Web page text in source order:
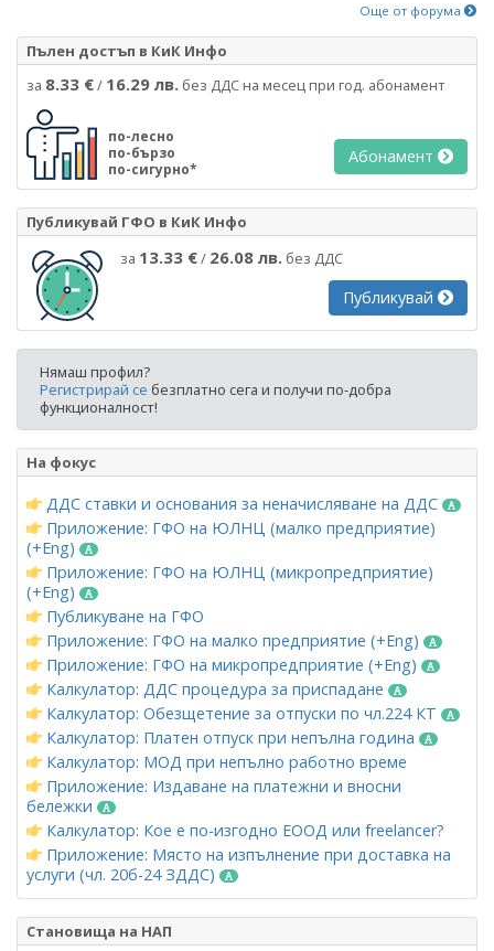
Още от форума
Пълен достъп в КиК Инфо
за 8.33 €/ 16.29 лв. без ДДС на месец при год. абонамент
по-лесно
по-бързо
по-сигурно*
Абонамент
Публикувай ГФО в КиК Инфо
за 13.33 €/ 26.08 лв. без ДДС
Публикувай
Нямаш профил?
Регистрирай се безплатно сега и получи по-добра
функционалност!
На фокус
ДДС ставки и основания за неначисляване на ДДС
Приложение: ГФО на ЮЛНЦ (малко предприятие)
(+Eng)
Приложение: ГФО на ЮЛНЦ (микропредприятие)
(+Eng)
Публикуване на ГФО
Приложение: ГФО на малко предприятие (+Eng)
Приложение: ГФО на микропредприятие (+Eng)
Калкулатор: ДДС процедура за приспадане
Калкулатор: Обезщетение за отпуски по чл.224 КТ
Калкулатор: Платен отпуск при непълна година
Калкулатор: МОД при непълно работно време
Приложение: Издаване на платежни и вносни
бележки
Калкулатор: Кое е по-изгодно ЕООД или freelancer?
Приложение: Място на изпълнение при доставка на
услуги (чл. 20б-24 ЗДДС)
Становища на НАП